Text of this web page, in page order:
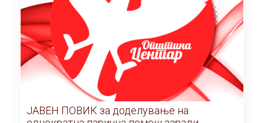
ЈАВЕН ПОВИК за доделување на